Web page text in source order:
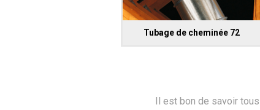
Tubage de cheminée 72
Il est bon de savoir